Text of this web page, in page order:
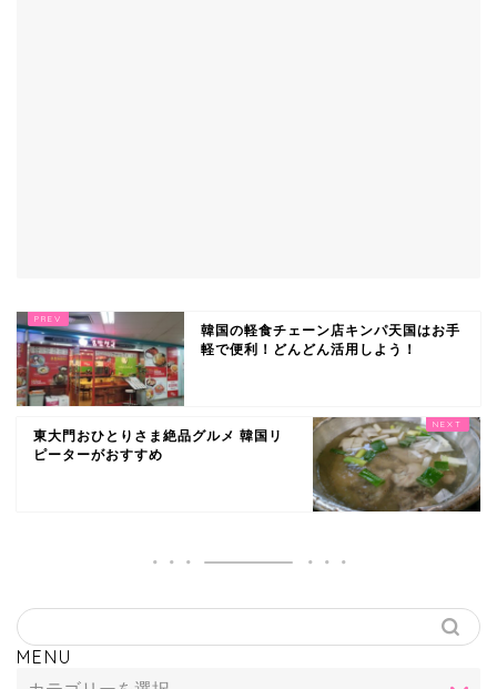
韓国の軽食チェーン店キンパ天国はお手
軽で便利！どんどん活用しよう！
東大門おひとりさま絶品グルメ 韓国リ
ピーターがおすすめ
MENU